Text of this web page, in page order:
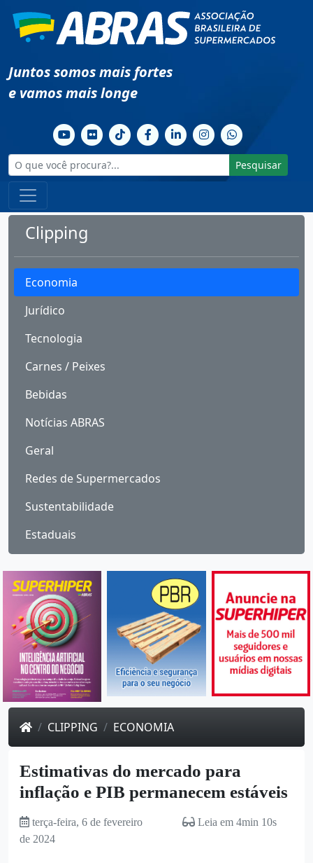
Juntos somos mais fortes
e vamos mais longe
Pesquisar
Clipping
Economia
Jurídico
Tecnologia
Carnes / Peixes
Bebidas
Notícias ABRAS
Geral
Redes de Supermercados
Sustentabilidade
Estaduais
CLIPPING ECONOMIA
Estimativas do mercado para
inflação e PIB permanecem estáveis
terça-feira, 6 de fevereiro
de 2024
Leia em 4min 10s